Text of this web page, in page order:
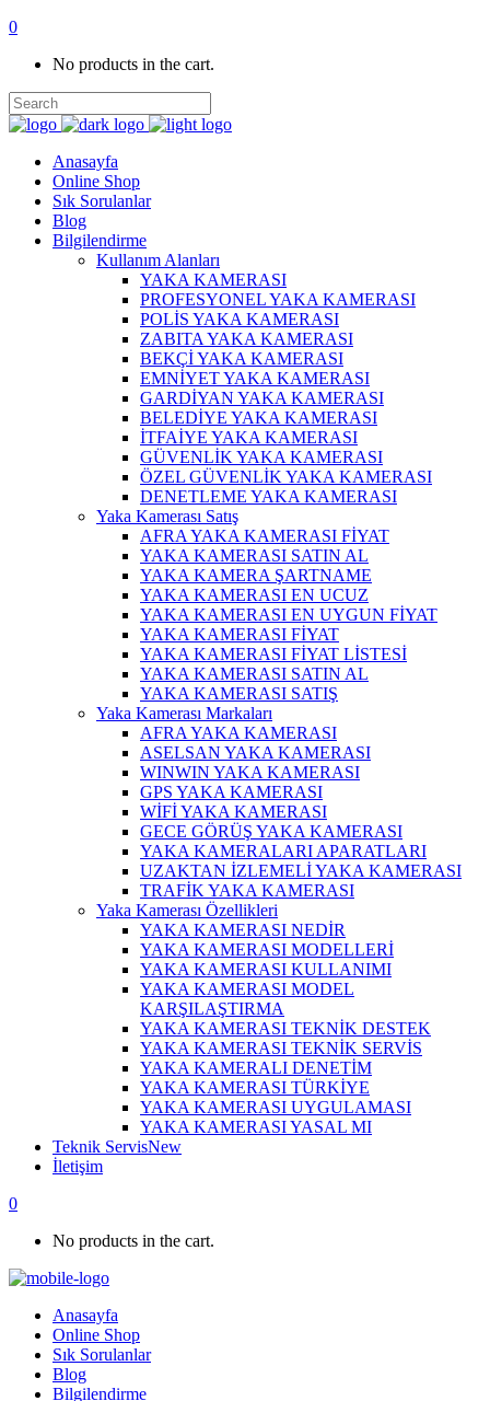
0
No products in the cart.
Anasayfa
Online Shop
Sık Sorulanlar
Blog
Bilgilendirme
Kullanım Alanları
YAKA KAMERASI
PROFESYONEL YAKA KAMERASI
POLİS YAKA KAMERASI
ZABITA YAKA KAMERASI
BEKÇİ YAKA KAMERASI
EMNİYET YAKA KAMERASI
GARDİYAN YAKA KAMERASI
BELEDİYE YAKA KAMERASI
İTFAİYE YAKA KAMERASI
GÜVENLİK YAKA KAMERASI
ÖZEL GÜVENLİK YAKA KAMERASI
DENETLEME YAKA KAMERASI
Yaka Kamerası Satış
AFRA YAKA KAMERASI FİYAT
YAKA KAMERASI SATIN AL
YAKA KAMERA ŞARTNAME
YAKA KAMERASI EN UCUZ
YAKA KAMERASI EN UYGUN FİYAT
YAKA KAMERASI FİYAT
YAKA KAMERASI FİYAT LİSTESİ
YAKA KAMERASI SATIN AL
YAKA KAMERASI SATIŞ
Yaka Kamerası Markaları
AFRA YAKA KAMERASI
ASELSAN YAKA KAMERASI
WINWIN YAKA KAMERASI
GPS YAKA KAMERASI
WİFİ YAKA KAMERASI
GECE GÖRÜŞ YAKA KAMERASI
YAKA KAMERALARI APARATLARI
UZAKTAN İZLEMELİ YAKA KAMERASI
TRAFİK YAKA KAMERASI
Yaka Kamerası Özellikleri
YAKA KAMERASI NEDİR
YAKA KAMERASI MODELLERİ
YAKA KAMERASI KULLANIMI
YAKA KAMERASI MODEL
KARŞILAŞTIRMA
YAKA KAMERASI TEKNİK DESTEK
YAKA KAMERASI TEKNİK SERVİS
YAKA KAMERALI DENETİM
YAKA KAMERASI TÜRKİYE
YAKA KAMERASI UYGULAMASI
YAKA KAMERASI YASAL MI
Teknik ServisNew
İletişim
0
No products in the cart.
Anasayfa
Online Shop
Sık Sorulanlar
Blog
Bilgilendirme